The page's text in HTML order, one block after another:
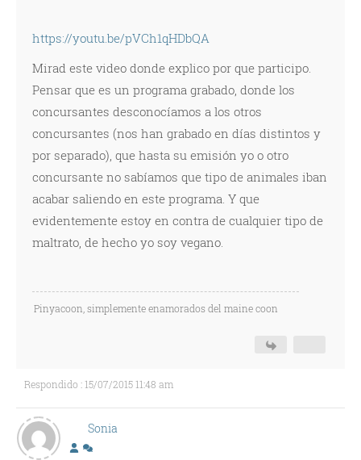
https://youtu.be/pVCh1qHDbQA
Mirad este video donde explico por que participo.
Pensar que es un programa grabado, donde los
concursantes desconocíamos a los otros
concursantes (nos han grabado en días distintos y
por separado), que hasta su emisión yo o otro
concursante no sabíamos que tipo de animales iban
acabar saliendo en este programa. Y que
evidentemente estoy en contra de cualquier tipo de
maltrato, de hecho yo soy vegano.
Pinyacoon, simplemente enamorados del maine coon
Respondido : 15/07/2015 11:48 am
Sonia